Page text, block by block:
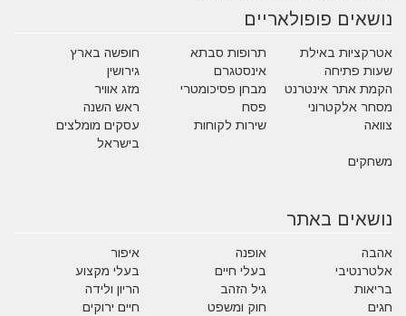
נושאים פופולאריים
אטרקציות באילת תרופות סבתא
חופשה בארץ
שעות פתיחה
אינסטגרם
גירושין
הקמת אתר אינטרנט
מבחן פסיכומטרי
מזג אוויר
מסחר אלקטרוני
פסח
ראש השנה
צוואה
שירות לקוחות
עסקים מומלצים
בישראל
משחקים
נושאים באתר
אהבה אופנה
איפור
אלטרנטיבי
בעלי חיים
בעלי מקצוע
בריאות
גיל הזהב
הריון ולידה
חגים
חוק ומשפט
חיים ירוקים